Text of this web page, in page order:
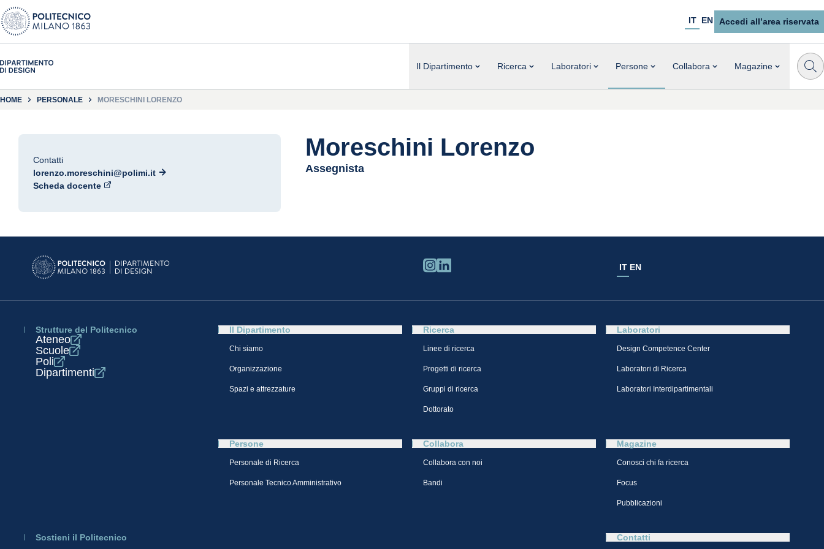
IT EN Accedi all’area riservata
Il Dipartimento Ricerca Laboratori Persone Collabora Magazine
HOME PERSONALE MORESCHINI LORENZO
Contatti
lorenzo.moreschini@polimi.it
Scheda docente
Moreschini Lorenzo
Assegnista
IT EN
Strutture del Politecnico
Ateneo
Scuole
Poli
Dipartimenti
Il Dipartimento
Chi siamo
Organizzazione
Spazi e attrezzature
Ricerca
Linee di ricerca
Progetti di ricerca
Gruppi di ricerca
Dottorato
Laboratori
Design Competence Center​
Laboratori di Ricerca
Laboratori Interdipartimentali
Persone
Personale di Ricerca
Personale Tecnico Amministrativo
Collabora
Collabora con noi
Bandi
Magazine
Conosci chi fa ricerca
Focus
Pubblicazioni
Sostieni il Politecnico Contatti